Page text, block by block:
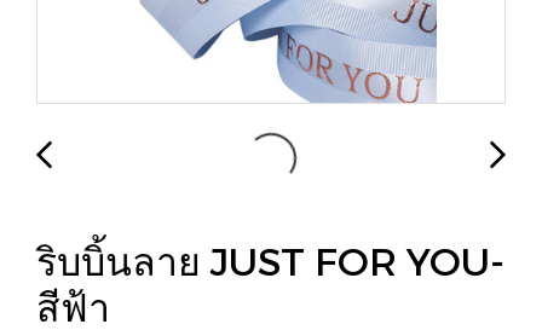
ริบบิ้นลาย JUST FOR YOU-
สีฟ้า